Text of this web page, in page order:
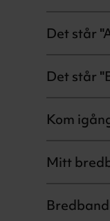
Det står
Det står
Kom
Mitt